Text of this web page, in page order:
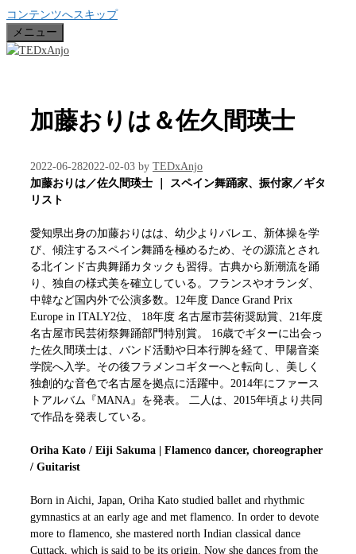
コンテンツへスキップ
メニュー
加藤おりは＆佐久間瑛士
2022-06-282022-02-03 by TEDxAnjo
加藤おりは／佐久間瑛士 ｜ スペイン舞踊家、振付家／ギタ
リスト
愛知県出身の加藤おりはは、幼少よりバレエ、新体操を学
び、傾注するスペイン舞踊を極めるため、その源流とされ
る北インド古典舞踊カタックも習得。古典から新潮流を踊
り、独自の様式美を確立している。フランスやオランダ、
中韓など国内外で公演多数。12年度 Dance Grand Prix
Europe in ITALY2位、 18年度 名古屋市芸術奨励賞、21年度
名古屋市民芸術祭舞踊部門特別賞。 16歳でギターに出会っ
た佐久間瑛士は、バンド活動や日本行脚を経て、甲陽音楽
学院へ入学。その後フラメンコギターへと転向し、美しく
独創的な音色で名古屋を拠点に活躍中。2014年にファース
トアルバム『MANA』を発表。 二人は、2015年頃より共同
で作品を発表している。
Oriha Kato / Eiji Sakuma | Flamenco dancer, choreographer
/ Guitarist
Born in Aichi, Japan, Oriha Kato studied ballet and rhythmic
gymnastics at an early age and met flamenco. In order to devote
more to flamenco, she mastered north Indian classical dance
Cuttack, which is said to be its origin. Now she dances from the